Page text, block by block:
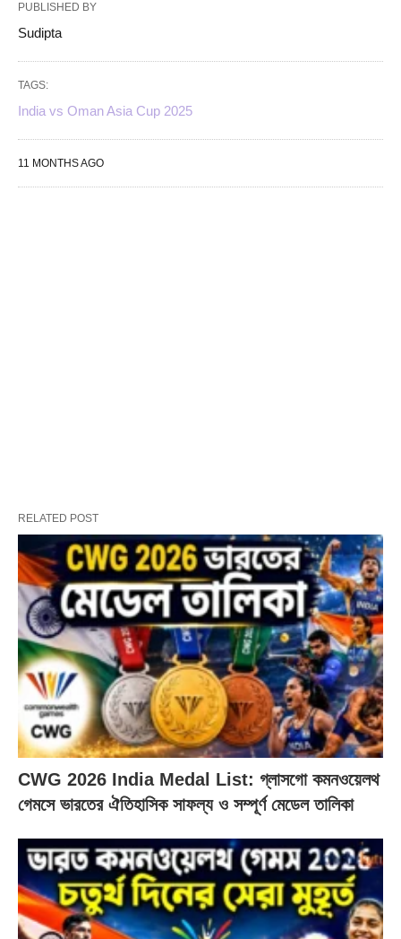
PUBLISHED BY
Sudipta
TAGS:
India vs Oman Asia Cup 2025
11 MONTHS AGO
RELATED POST
CWG 2026 India Medal List: গ্লাসগো কমনওয়েলথ
গেমসে ভারতের ঐতিহাসিক সাফল্য ও সম্পূর্ণ মেডেল তালিকা